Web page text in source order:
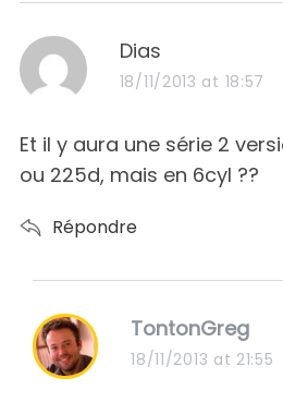
s
a
s
:
Dias
18/11/2013 at 18:57
Et il y aura une série 2
ou 225d, mais en 6cyl ??
Répondre
s
a
TontonGreg
18/11/2013 at 21:55